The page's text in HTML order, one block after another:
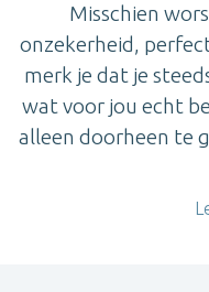
Misschien
onzekerheid,
merk je dat je
wat voor jou echt
alleen doorheen te